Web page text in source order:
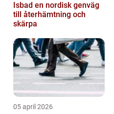
Isbad en nordisk genväg
till återhämtning och
skärpa
05 april 2026